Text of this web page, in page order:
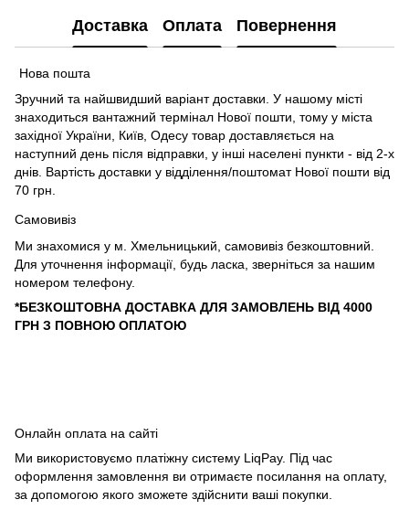
Доставка Оплата Повернення
Нова пошта
Зручний та найшвидший варіант доставки. У нашому місті
знаходиться вантажний термінал Нової пошти, тому у міста
західної України, Київ, Одесу товар доставляється на
наступний день після відправки, у інші населені пункти - від 2-х
днів. Вартість доставки у відділення/поштомат Нової пошти від
70 грн.
Самовивіз
Ми знахомися у м. Хмельницький, самовивіз безкоштовний.
Для уточнення інформації, будь ласка, зверніться за нашим
номером телефону.
*БЕЗКОШТОВНА ДОСТАВКА ДЛЯ ЗАМОВЛЕНЬ ВІД 4000
ГРН З ПОВНОЮ ОПЛАТОЮ
Онлайн оплата на сайті
Ми використовуємо платіжну систему LiqPay. Під час
оформлення замовлення ви отримаєте посилання на оплату,
за допомогою якого зможете здійснити ваші покупки.